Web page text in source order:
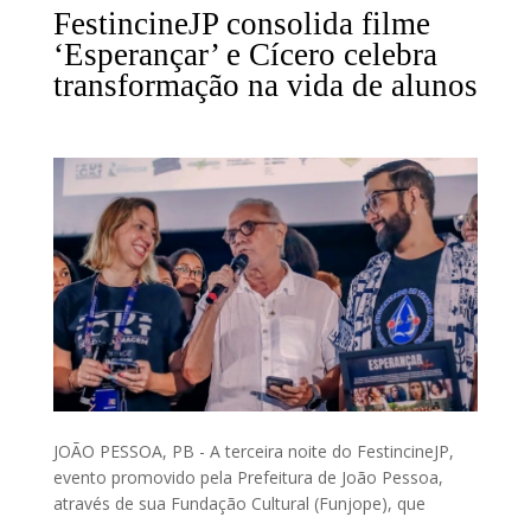
FestincineJP consolida filme
‘Esperançar’ e Cícero celebra
transformação na vida de alunos
JOÃO PESSOA, PB - A terceira noite do FestincineJP,
evento promovido pela Prefeitura de João Pessoa,
através de sua Fundação Cultural (Funjope), que